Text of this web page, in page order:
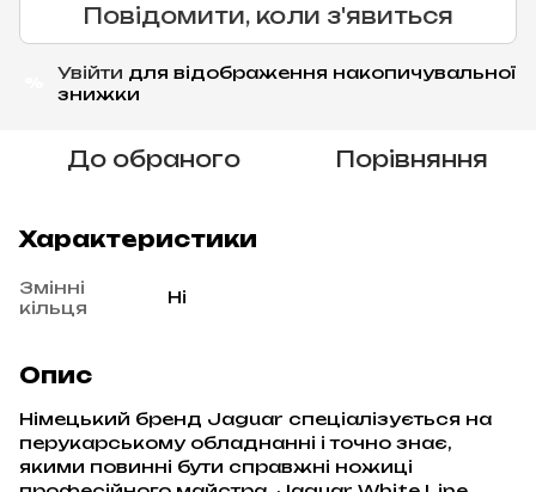
Повідомити, коли з'явиться
Увійти для відображення накопичувальної
знижки
До обраного Порівняння
Характеристики
Змінні
кільця
Ні
Опис
Німецький бренд Jaguar спеціалізується на
перукарському обладнанні і точно знає,
якими повинні бути справжні ножиці